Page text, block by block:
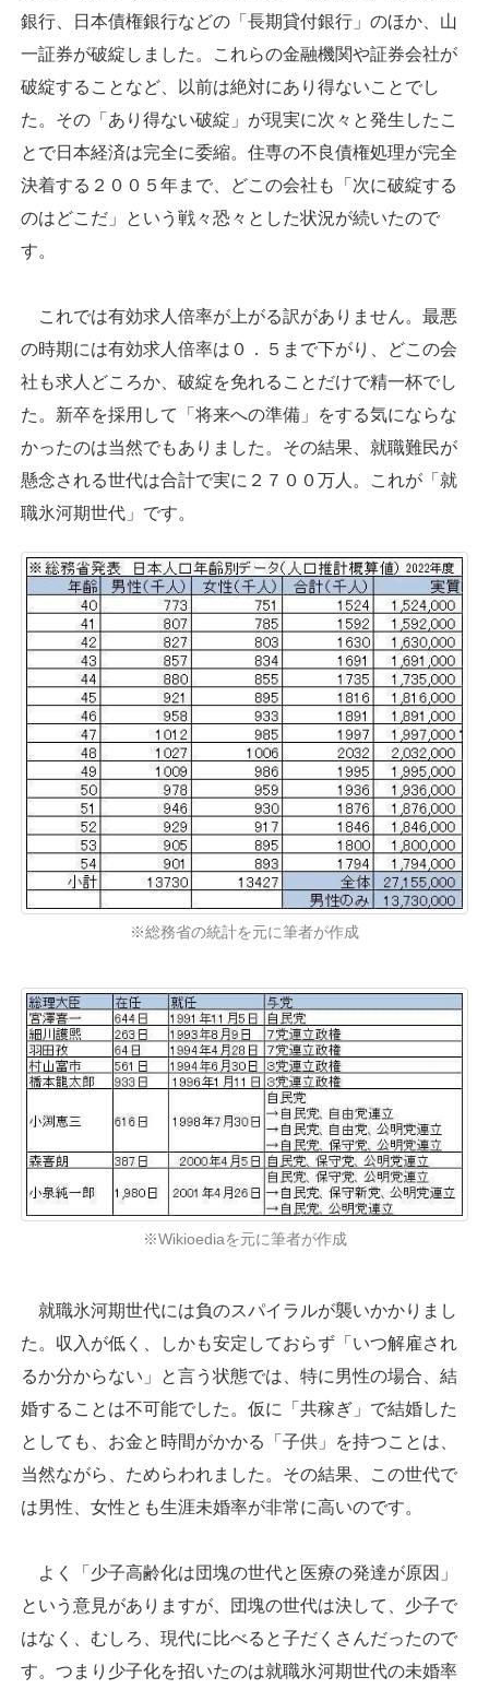
銀行、日本債権銀行などの「長期貸付銀行」のほか、山
一証券が破綻しました。これらの金融機関や証券会社が
破綻することなど、以前は絶対にあり得ないことでし
た。その「あり得ない破綻」が現実に次々と発生したこ
とで日本経済は完全に委縮。住専の不良債権処理が完全
決着する２００５年まで、どこの会社も「次に破綻する
のはどこだ」という戦々恐々とした状況が続いたので
す。
これでは有効求人倍率が上がる訳がありません。最悪
の時期には有効求人倍率は０．５まで下がり、どこの会
社も求人どころか、破綻を免れることだけで精一杯でし
た。新卒を採用して「将来への準備」をする気にならな
かったのは当然でもありました。その結果、就職難民が
懸念される世代は合計で実に２７００万人。これが「就
職氷河期世代」です。
※総務省の統計を元に筆者が作成
※Wikioediaを元に筆者が作成
就職氷河期世代には負のスパイラルが襲いかかりまし
た。収入が低く、しかも安定しておらず「いつ解雇され
るか分からない」と言う状態では、特に男性の場合、結
婚することは不可能でした。仮に「共稼ぎ」で結婚した
としても、お金と時間がかかる「子供」を持つことは、
当然ながら、ためらわれました。その結果、この世代で
は男性、女性とも生涯未婚率が非常に高いのです。
よく「少子高齢化は団塊の世代と医療の発達が原因」
という意見がありますが、団塊の世代は決して、少子で
はなく、むしろ、現代に比べると子だくさんだったので
す。つまり少子化を招いたのは就職氷河期世代の未婚率